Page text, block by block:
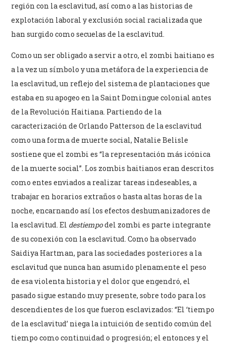
región con la esclavitud, así como a las historias de
explotación laboral y exclusión social racializada que
han surgido como secuelas de la esclavitud.
Como un ser obligado a servir a otro, el zombi haitiano es
a la vez un símbolo y una metáfora de la experiencia de
la esclavitud, un reflejo del sistema de plantaciones que
estaba en su apogeo en la Saint Domingue colonial antes
de la Revolución Haitiana. Partiendo de la
caracterización de Orlando Patterson de la esclavitud
como una forma de muerte social, Natalie Belisle
sostiene que el zombi es “la representación más icónica
de la muerte social”. Los zombis haitianos eran descritos
como entes enviados a realizar tareas indeseables, a
trabajar en horarios extraños o hasta altas horas de la
noche, encarnando así los efectos deshumanizadores de
la esclavitud. El destiempodel zombi es parte integrante
de su conexión con la esclavitud. Como ha observado
Saidiya Hartman, para las sociedades posteriores a la
esclavitud que nunca han asumido plenamente el peso
de esa violenta historia y el dolor que engendró, el
pasado sigue estando muy presente, sobre todo para los
descendientes de los que fueron esclavizados: “El ‘tiempo
de la esclavitud’ niega la intuición de sentido común del
tiempo como continuidad o progresión; el entonces y el